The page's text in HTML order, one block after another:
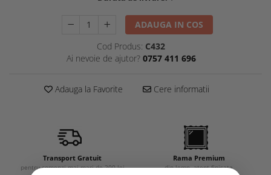
ADAUGA IN COS
Cod Produs: C432
Ai nevoie de ajutor? 0757 411 696
Adauga la Favorite Cere informatii
Transport Gratuit
pentru comenzi mai mari de 200 lei
Rama Premium
din lemn, atent finisata